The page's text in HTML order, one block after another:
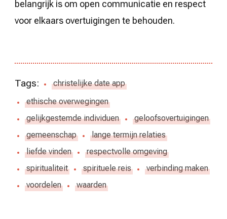
belangrijk is om open communicatie en respect
voor elkaars overtuigingen te behouden.
Tags:
christelijke date app
ethische overwegingen
gelijkgestemde individuen
geloofsovertuigingen
gemeenschap
lange termijn relaties
liefde vinden
respectvolle omgeving
spiritualiteit
spirituele reis
verbinding maken
voordelen
waarden